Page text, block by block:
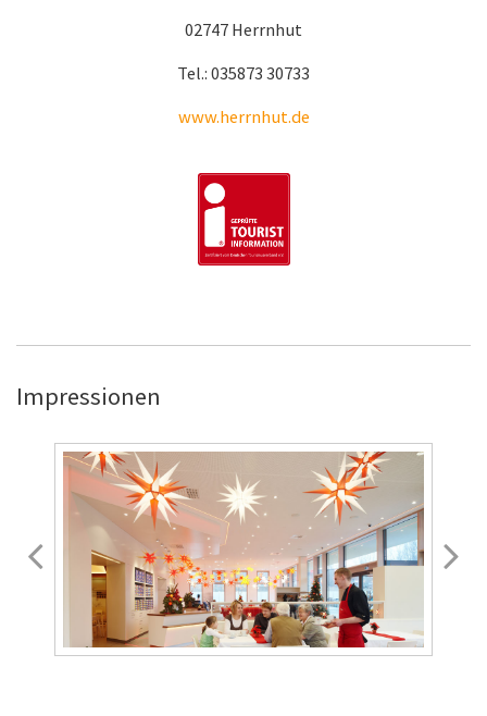
02747 Herrnhut
Tel.: 035873 30733
www.herrnhut.de
Impressionen